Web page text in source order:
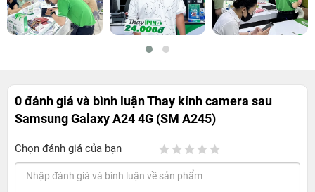
0 đánh giá và bình luậnThay kính camera sau
Samsung Galaxy A24 4G (SM A245)
Chọn đánh giá của bạn